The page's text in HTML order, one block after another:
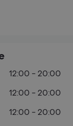
12:00 - 20:00
12:00 - 20:00
12:00 - 20:00